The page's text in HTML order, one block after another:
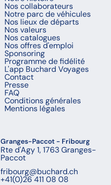
Nos collaborateurs
Notre parc de véhicules
Nos lieux de départs
Nos valeurs
Nos catalogues
Nos offres d'emploi
Sponsoring
Programme de fidélité
L'app Buchard Voyages
Contact
Presse
FAQ
Conditions générales
Mentions légales
Granges-Paccot - Fribourg
Rte d'Agy 1, 1763 Granges-
Paccot
fribourg@buchard.ch
+41(0)26 411 08 08